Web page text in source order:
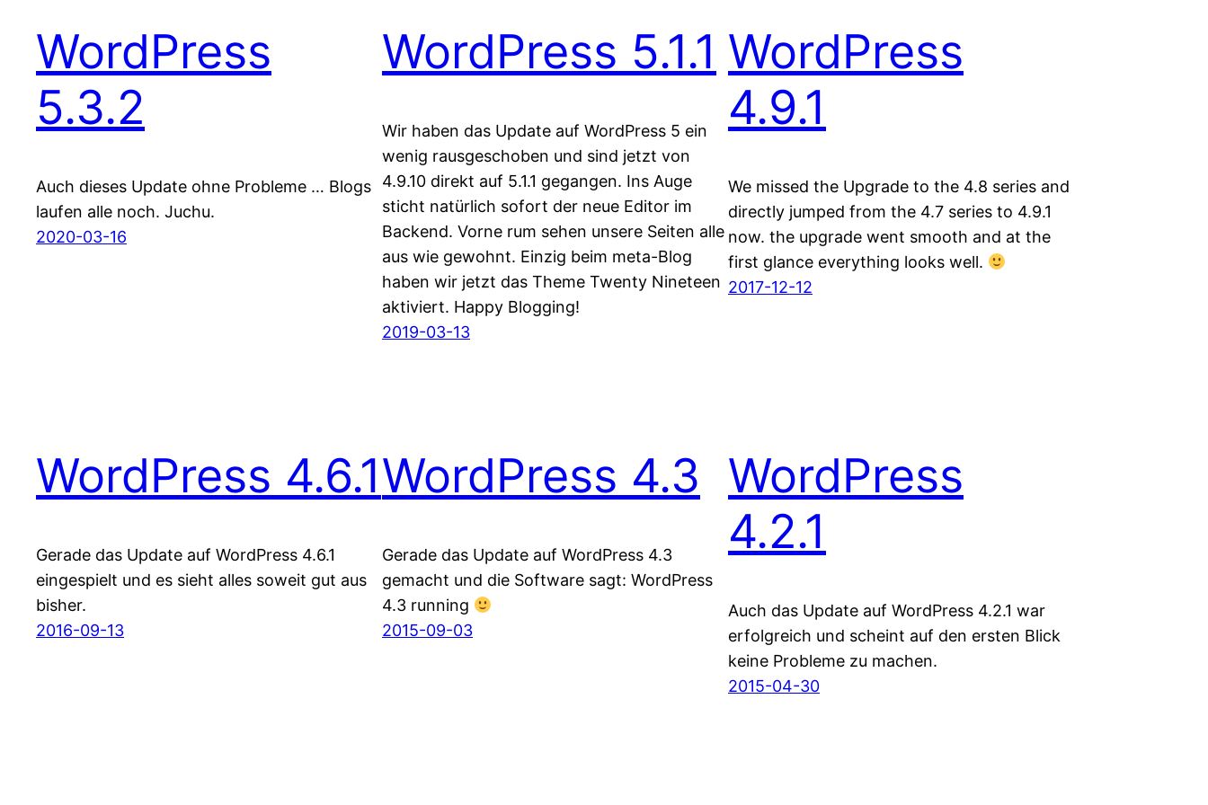
WordPress
5.3.2
Auch dieses Update ohne Probleme … Blogs
laufen alle noch. Juchu.
2020-03-16
WordPress 5.1.1
Wir haben das Update auf WordPress 5 ein
wenig rausgeschoben und sind jetzt von
4.9.10 direkt auf 5.1.1 gegangen. Ins Auge
sticht natürlich sofort der neue Editor im
Backend. Vorne rum sehen unsere Seiten alle
aus wie gewohnt. Einzig beim meta-Blog
haben wir jetzt das Theme Twenty Nineteen
aktiviert. Happy Blogging!
2019-03-13
WordPress
4.9.1
We missed the Upgrade to the 4.8 series and
directly jumped from the 4.7 series to 4.9.1
now. the upgrade went smooth and at the
first glance everything looks well.
2017-12-12
WordPress 4.6.1
Gerade das Update auf WordPress 4.6.1
eingespielt und es sieht alles soweit gut aus
bisher.
2016-09-13
WordPress 4.3
Gerade das Update auf WordPress 4.3
gemacht und die Software sagt: WordPress
4.3 running
2015-09-03
WordPress
4.2.1
Auch das Update auf WordPress 4.2.1 war
erfolgreich und scheint auf den ersten Blick
keine Probleme zu machen.
2015-04-30